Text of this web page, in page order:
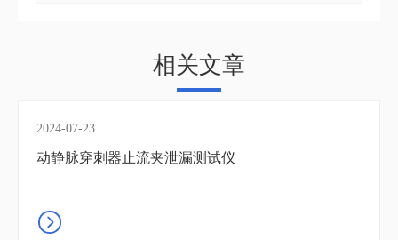
相关文章
2024-07-23
动静脉穿刺器止流夹泄漏测试仪